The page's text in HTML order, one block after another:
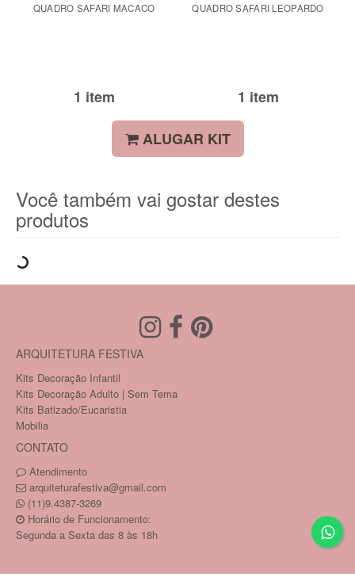
QUADRO SAFARI MACACO
1 item
QUADRO SAFARI LEOPARDO
1 item
ALUGAR KIT
Você também vai gostar destes
produtos
ARQUITETURA FESTIVA
Kits Decoração Infantil
Kits Decoração Adulto | Sem Tema
Kits Batizado/Eucaristia
Mobilia
CONTATO
Atendimento
arquiteturafestiva@gmail.com
(11)9.4387-3269
Horário de Funcionamento:
Segunda a Sexta das 8 às 18h